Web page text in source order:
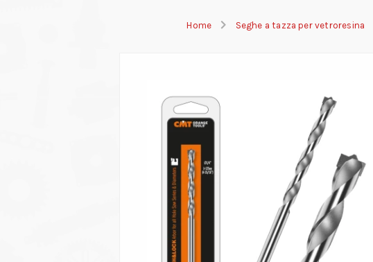
Home Seghe a tazza per vetroresina